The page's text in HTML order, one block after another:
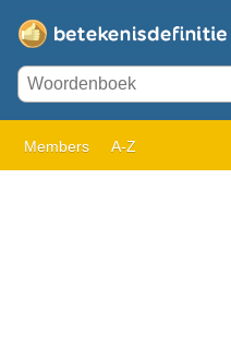
Members A-Z